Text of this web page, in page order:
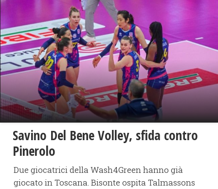
Savino Del Bene Volley, sfida contro
Pinerolo
Due giocatrici della Wash4Green hanno già
giocato in Toscana. Bisonte ospita Talmassons